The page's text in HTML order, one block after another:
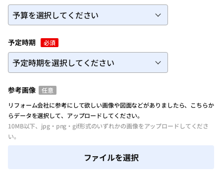
予定時期 必須
参考画像
任意
リフォーム会社に参考にして欲しい画像や図面などがありましたら、こちらか
らデータを選択して、アップロードしてください。
10MB以下、jpg・png・gif形式のいずれかの画像をアップロードしてくださ
い。
ファイルを選択